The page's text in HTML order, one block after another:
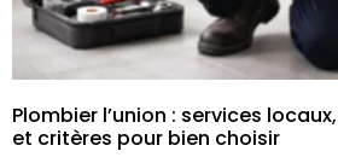
Plombier l’union : services
et critères pour bien choisir